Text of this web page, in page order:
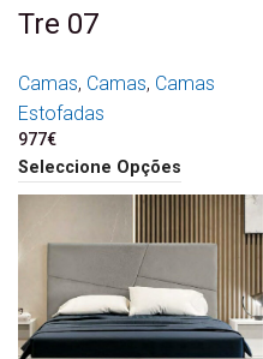
Tre 07
Camas, Camas, Camas
Estofadas
977€
Seleccione Opções